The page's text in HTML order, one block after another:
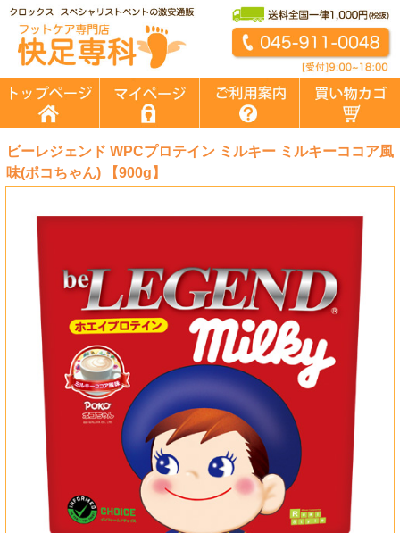
ビーレジェンド WPCプロテイン ミルキー ミルキーココア風
味(ポコちゃん) 【900g】